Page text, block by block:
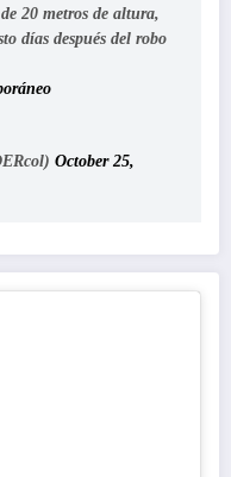
20 metros de altura,
días después del robo
October 25,